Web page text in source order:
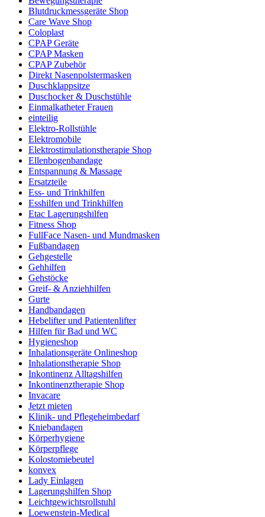
Blutdruckmessgeräte Shop
Care Wave Shop
Coloplast
CPAP Geräte
CPAP Masken
CPAP Zubehör
Direkt Nasenpolstermasken
Duschklappsitze
Duschocker & Duschstühle
Einmalkatheter Frauen
einteilig
Elektro-Rollstühle
Elektromobile
Elektrostimulationstherapie Shop
Ellenbogenbandage
Entspannung & Massage
Ersatzteile
Ess- und Trinkhilfen
Esshilfen und Trinkhilfen
Etac Lagerungshilfen
Fitness Shop
FullFace Nasen- und Mundmasken
Fußbandagen
Gehgestelle
Gehhilfen
Gehstöcke
Greif- & Anziehhilfen
Gurte
Handbandagen
Hebelifter und Patientenlifter
Hilfen für Bad und WC
Hygieneshop
Inhalationsgeräte Onlineshop
Inhalationstherapie Shop
Inkontinenz Alltagshilfen
Inkontinenztherapie Shop
Invacare
Jetzt mieten
Klinik- und Pflegeheimbedarf
Kniebandagen
Körperhygiene
Körperpflege
Kolostomiebeutel
konvex
Lady Einlagen
Lagerungshilfen Shop
Leichtgewichtsrollstuhl
Loewenstein-Medical